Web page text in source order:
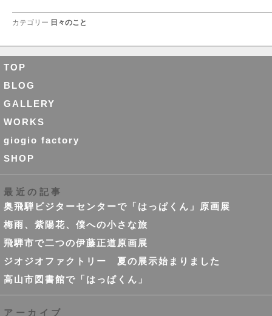
カテゴリー 日々のこと
TOP
BLOG
GALLERY
WORKS
giogio factory
SHOP
最近の記事
奥飛騨ビジターセンターで「はっぱくん」原画展
梅雨、紫陽花、僕への小さな旅
飛騨市で二つの伊藤正道原画展
ジオジオファクトリー 夏の展示始まりました
高山市図書館で「はっぱくん」
アーカイブ